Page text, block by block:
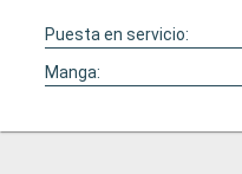
Puesta en servicio:
Manga: